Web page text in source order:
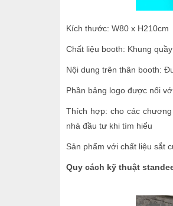
Kích thước: W80 x H210cm
Chất liệu booth: Khung
Nội dung trên thân booth:
Phần bảng logo được nối
Thích hợp: cho các
nhà đầu tư khi tìm hiểu
Sản phẩm với chất liệu sắt
Quy cách kỹ thuật